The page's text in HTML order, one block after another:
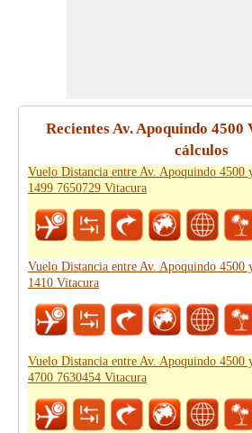
Recientes Av. Apoquindo 4500
cálculos
Vuelo Distancia entre Av. Apoquindo 4500
1499 7650729 Vitacura
Vuelo Distancia entre Av. Apoquindo 4500
1410 Vitacura
Vuelo Distancia entre Av. Apoquindo 4500
4700 7630454 Vitacura